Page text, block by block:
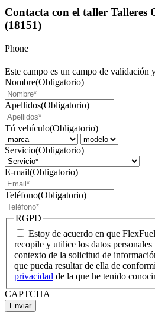
Contacta con el taller Talleres
(18151)
Phone
Este campo es un campo de validación
Nombre(Obligatorio)
Apellidos(Obligatorio)
Tú vehículo(Obligatorio)
Servicio(Obligatorio)
E-mail(Obligatorio)
Teléfono(Obligatorio)
RGPD
Estoy de acuerdo en que
recopile y utilice los datos
contexto de la solicitud de
que pueda resultar de ella de
privacidad de la que he tenido
CAPTCHA